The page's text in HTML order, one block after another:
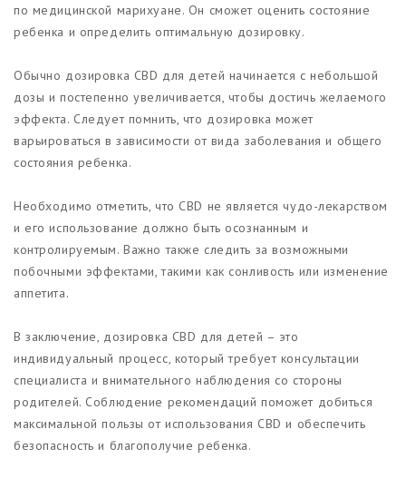
по медицинской марихуане. Он сможет оценить состояние
ребенка и определить оптимальную дозировку.
Обычно дозировка CBD для детей начинается с небольшой
дозы и постепенно увеличивается, чтобы достичь желаемого
эффекта. Следует помнить, что дозировка может
варьироваться в зависимости от вида заболевания и общего
состояния ребенка.
Необходимо отметить, что CBD не является чудо-лекарством
и его использование должно быть осознанным и
контролируемым. Важно также следить за возможными
побочными эффектами, такими как сонливость или изменение
аппетита.
В заключение, дозировка CBD для детей – это
индивидуальный процесс, который требует консультации
специалиста и внимательного наблюдения со стороны
родителей. Соблюдение рекомендаций поможет добиться
максимальной пользы от использования CBD и обеспечить
безопасность и благополучие ребенка.